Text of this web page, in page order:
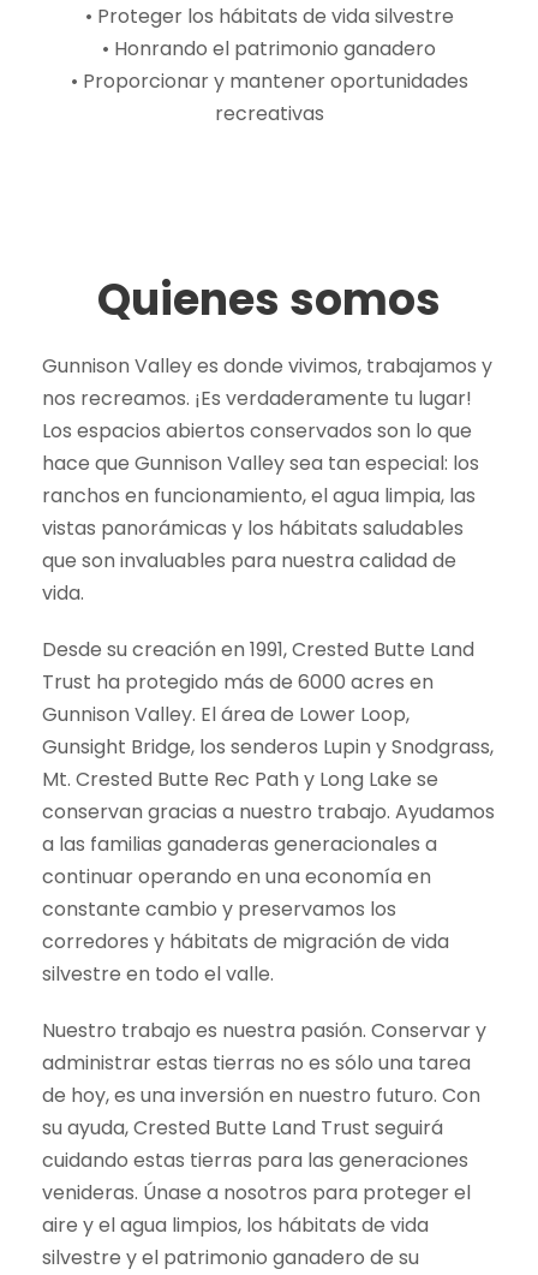
• Proteger los hábitats de vida silvestre
• Honrando el patrimonio ganadero
• Proporcionar y mantener oportunidades
recreativas
Quienes somos
Gunnison Valley es donde vivimos, trabajamos y
nos recreamos. ¡Es verdaderamente tu lugar!
Los espacios abiertos conservados son lo que
hace que Gunnison Valley sea tan especial: los
ranchos en funcionamiento, el agua limpia, las
vistas panorámicas y los hábitats saludables
que son invaluables para nuestra calidad de
vida.
Desde su creación en 1991, Crested Butte Land
Trust ha protegido más de 6000 acres en
Gunnison Valley. El área de Lower Loop,
Gunsight Bridge, los senderos Lupin y Snodgrass,
Mt. Crested Butte Rec Path y Long Lake se
conservan gracias a nuestro trabajo. Ayudamos
a las familias ganaderas generacionales a
continuar operando en una economía en
constante cambio y preservamos los
corredores y hábitats de migración de vida
silvestre en todo el valle.
Nuestro trabajo es nuestra pasión. Conservar y
administrar estas tierras no es sólo una tarea
de hoy, es una inversión en nuestro futuro. Con
su ayuda, Crested Butte Land Trust seguirá
cuidando estas tierras para las generaciones
venideras. Únase a nosotros para proteger el
aire y el agua limpios, los hábitats de vida
silvestre y el patrimonio ganadero de su